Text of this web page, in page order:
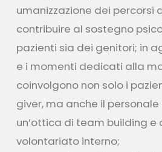
umanizzazione dei percorsi
contribuire al sostegno
pazienti sia dei genitori; in
e i momenti dedicati alla
coinvolgono non solo i
giver, ma anche il personale
un’ottica di team building e
volontariato interno;